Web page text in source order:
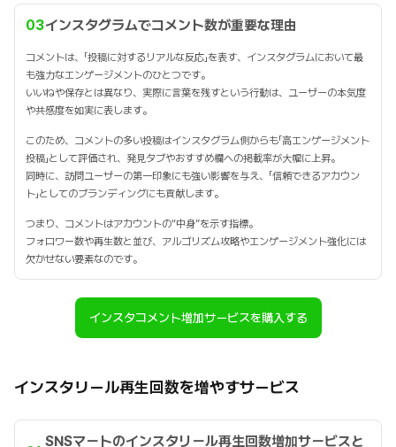
03インスタグラムでコメント数が重要な理由
コメントは、「投稿に対するリアルな反応」を表す、インスタグラムにおいて最
も強力なエンゲージメントのひとつです。
いいねや保存とは異なり、実際に言葉を残すという行動は、ユーザーの本気度
や共感度を如実に表します。
このため、コメントの多い投稿はインスタグラム側からも「高エンゲージメント
投稿」として評価され、発見タブやおすすめ欄への掲載率が大幅に上昇。
同時に、訪問ユーザーの第一印象にも強い影響を与え、「信頼できるアカウン
ト」としてのブランディングにも貢献します。
つまり、コメントはアカウントの“中身”を示す指標。
フォロワー数や再生数と並び、アルゴリズム攻略やエンゲージメント強化には
欠かせない要素なのです。
インスタコメント増加サービスを購入する
インスタリール再生回数を増やすサービス
SNSマートのインスタリール再生回数増加サービスと